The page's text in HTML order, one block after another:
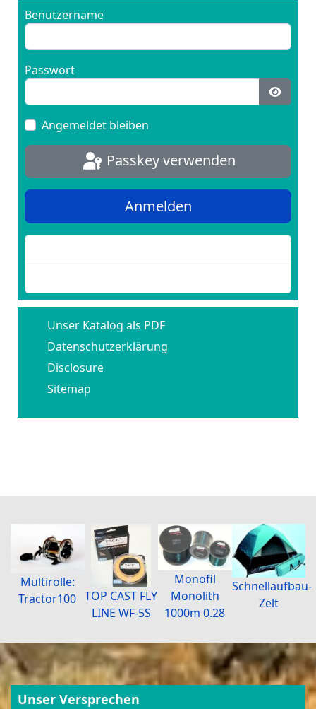
Benutzername
Passwort
Angemeldet bleiben
Passkey verwenden
Anmelden
Unser Katalog als PDF
Datenschutzerklärung
Disclosure
Sitemap
Multirolle:
Tractor100 TOP CAST FLY
LINE WF-5S
Monofil
Monolith
1000m 0.28
Schnellaufbau-
Zelt
Unser Versprechen